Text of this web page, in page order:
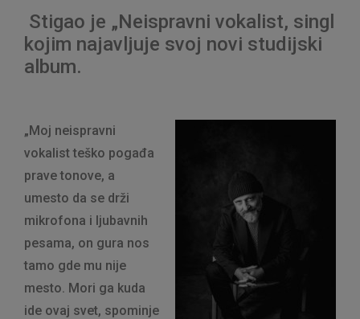
Stigao je „Neispravni vokalist, singl
kojim najavljuje svoj novi studijski
album.
„Moj neispravni
vokalist teško pogađa
prave tonove, a
umesto da se drži
mikrofona i ljubavnih
pesama, on gura nos
tamo gde mu nije
mesto. Mori ga kuda
ide ovaj svet, spominje